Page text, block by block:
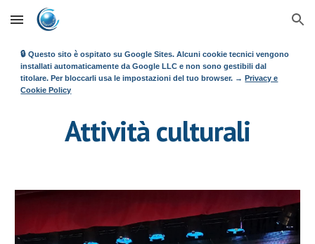
Skip to main content Skip to navigation
🔒Questo sito è ospitato su Google Sites. Alcuni cookie tecnici vengono
installati automaticamente da Google LLC e non sono gestibili dal
titolare. Per bloccarli usa le impostazioni del tuo browser. → Privacy e
Cookie Policy
Attività culturali